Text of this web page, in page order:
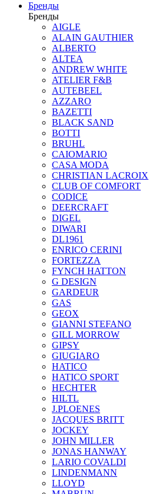
Бренды
Бренды
AIGLE
ALAIN GAUTHIER
ALBERTO
ALTEA
ANDREW WHITE
ATELIER F&B
AUTEBEEL
AZZARO
BAZETTI
BLACK SAND
BOTTI
BRUHL
CAIOMARIO
CASA MODA
CHRISTIAN LACROIX
CLUB OF COMFORT
CODICE
DEERCRAFT
DIGEL
DIWARI
DL1961
ENRICO CERINI
FORTEZZA
FYNCH HATTON
G DESIGN
GARDEUR
GAS
GEOX
GIANNI STEFANO
GILL MORROW
GIPSY
GIUGIARO
HATICO
HATICO SPORT
HECHTER
HILTL
J.PLOENES
JAСQUES BRITT
JOCKEY
JOHN MILLER
JONAS HANWAY
LARIO COVALDI
LINDENMANN
LLOYD